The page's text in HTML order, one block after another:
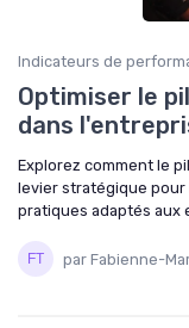
Indicateurs de
Optimiser le
dans
Explorez comment le
levier stratégique pour
pratiques adaptés aux
par Fabienne-